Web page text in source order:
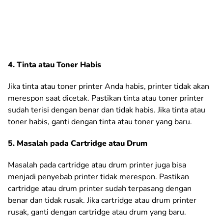
4. Tinta atau Toner Habis
Jika tinta atau toner printer Anda habis, printer tidak akan
merespon saat dicetak. Pastikan tinta atau toner printer
sudah terisi dengan benar dan tidak habis. Jika tinta atau
toner habis, ganti dengan tinta atau toner yang baru.
5. Masalah pada Cartridge atau Drum
Masalah pada cartridge atau drum printer juga bisa
menjadi penyebab printer tidak merespon. Pastikan
cartridge atau drum printer sudah terpasang dengan
benar dan tidak rusak. Jika cartridge atau drum printer
rusak, ganti dengan cartridge atau drum yang baru.